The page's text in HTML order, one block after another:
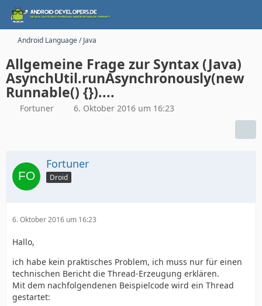
Android Language / Java
Allgemeine Frage zur Syntax (Java)
AsynchUtil.runAsynchronously(new
Runnable() {})....
Fortuner 6. Oktober 2016 um 16:23
Fortuner
Droid
6. Oktober 2016 um 16:23
Hallo,
ich habe kein praktisches Problem, ich muss nur für einen
technischen Bericht die Thread-Erzeugung erklären.
Mit dem nachfolgendenen Beispielcode wird ein Thread
gestartet: